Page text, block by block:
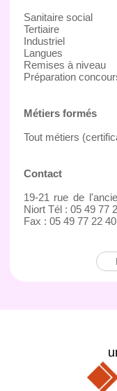
Sanitaire social
Tertiaire
Industriel
Langues
Remises à niveau
Préparation
Métiers formés
Tout métiers
Contact
19-21 rue de
Niort Tél : 05 49 77
Fax : 05 49 77 22 40